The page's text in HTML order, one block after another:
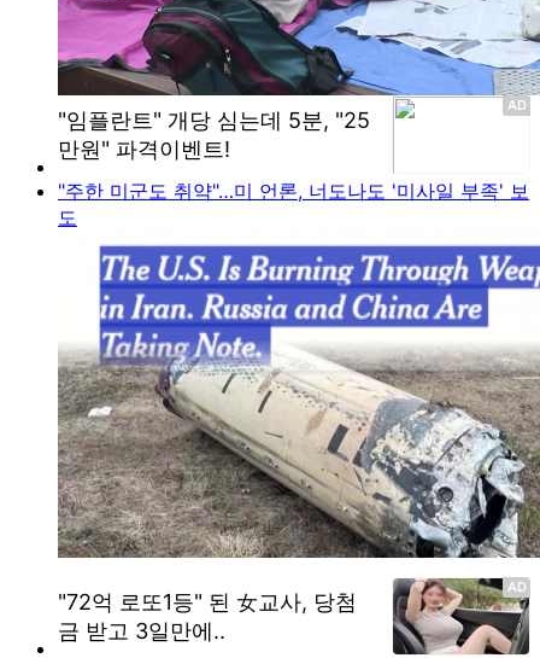
"주한 미군도 취약"…미 언론, 너도나도 '미사일 부족' 보
도